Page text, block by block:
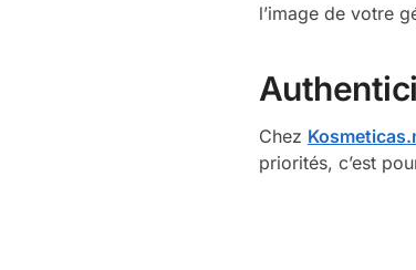
l’image de votre
Chez
priorités, c’est